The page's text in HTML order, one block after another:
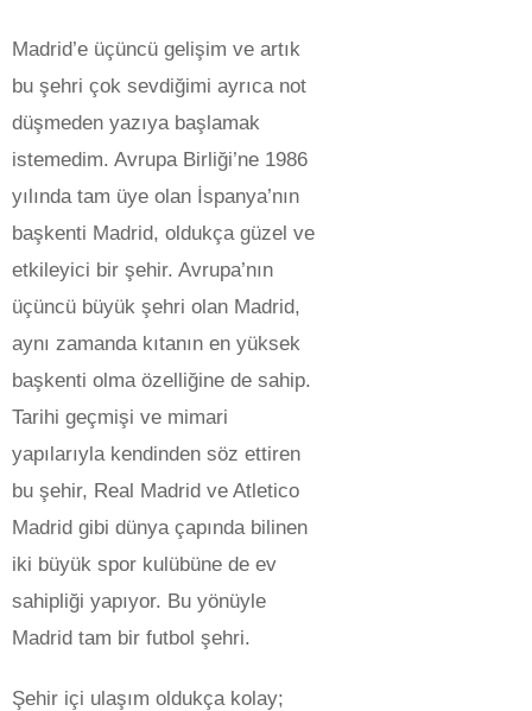
Madrid’e üçüncü gelişim ve artık
bu şehri çok sevdiğimi ayrıca not
düşmeden yazıya başlamak
istemedim. Avrupa Birliği’ne 1986
yılında tam üye olan İspanya’nın
başkenti Madrid, oldukça güzel ve
etkileyici bir şehir. Avrupa’nın
üçüncü büyük şehri olan Madrid,
aynı zamanda kıtanın en yüksek
başkenti olma özelliğine de sahip.
Tarihi geçmişi ve mimari
yapılarıyla kendinden söz ettiren
bu şehir, Real Madrid ve Atletico
Madrid gibi dünya çapında bilinen
iki büyük spor kulübüne de ev
sahipliği yapıyor. Bu yönüyle
Madrid tam bir futbol şehri.
Şehir içi ulaşım oldukça kolay;